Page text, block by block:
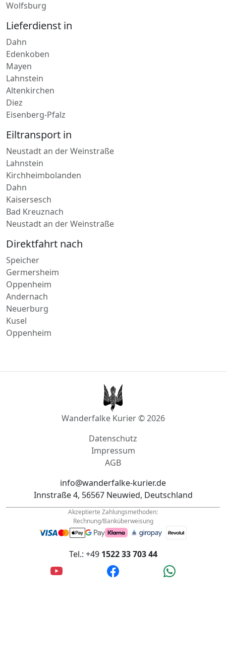
Edenkoben
Mayen
Lahnstein
Altenkirchen
Diez
Eisenberg-Pfalz
Eiltransport in
Lahnstein
Kirchheimbolanden
Dahn
Kaisersesch
Bad Kreuznach
Neustadt an der Weinstraße
Direktfahrt nach
Germersheim
Oppenheim
Andernach
Neuerburg
Kusel
Oppenheim
Wanderfalke Kurier © 2026
Datenschutz
AGB
info@wanderfalke-kurier.de
Akzeptierte Zahlungsmethoden:
Rechnung/Banküberweisung
Tel.: +491522 33 703 44